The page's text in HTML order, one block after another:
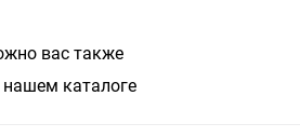
вас также
нашем каталоге